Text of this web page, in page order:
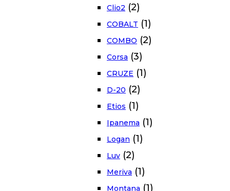
Clio2 (2)
COBALT (1)
COMBO (2)
Corsa (3)
CRUZE (1)
D-20 (2)
Etios (1)
Ipanema (1)
Logan (1)
Luv (2)
Meriva (1)
Montana (1)